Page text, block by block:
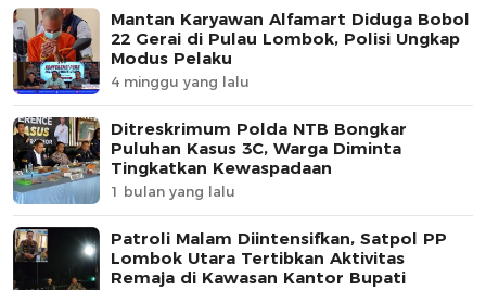
Mantan Karyawan Alfamart Diduga Bobol
22 Gerai di Pulau Lombok, Polisi Ungkap
Modus Pelaku
4 minggu yang lalu
Ditreskrimum Polda NTB Bongkar
Puluhan Kasus 3C, Warga Diminta
Tingkatkan Kewaspadaan
1 bulan yang lalu
Patroli Malam Diintensifkan, Satpol PP
Lombok Utara Tertibkan Aktivitas
Remaja di Kawasan Kantor Bupati